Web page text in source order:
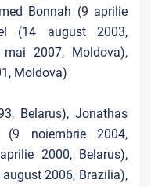
Bonnah (9 aprilie
(14 august 2003,
2007, Moldova),
Moldova)
Belarus), Jonathas
noiembrie 2004,
2000, Belarus),
2006, Brazilia),